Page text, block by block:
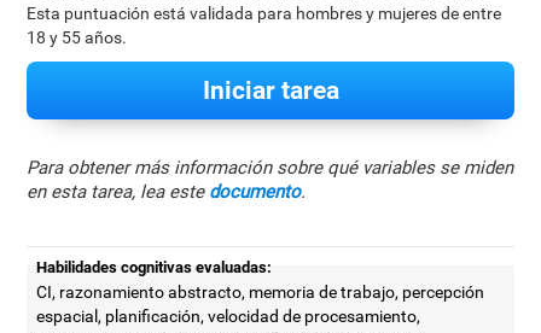
Esta puntuación está validada para hombres y mujeres de entre
18 y 55 años.
Iniciar tarea
Para obtener más información sobre qué variables se miden
en esta tarea, lea este documento.
Habilidades cognitivas evaluadas:
CI, razonamiento abstracto, memoria de trabajo, percepción
espacial, planificación, velocidad de procesamiento,